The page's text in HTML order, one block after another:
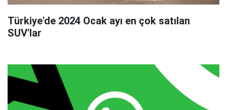
Türkiye'de 2024 Ocak ayı en çok satılan
SUV'lar